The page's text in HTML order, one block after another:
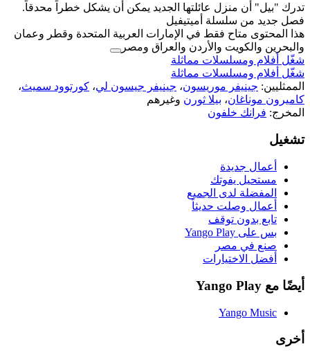
تدرك "بيل" أن منزل عائلتها الجديد يمكن أن يشكل خطراً محدقاً.
فصل جديد من سلسلة أميتيفيل
هذا المحتوى متاح فقط في الإمارات العربية المتحدة وقطر وعمان
والبحرين والكويت والأردن والعراق ومصر
شغّل أفلام ومسلسلات مماثلة
شغّل أفلام ومسلسلات مماثلة
الممثليين: جينيفر موريسون، جينيفر جيسون لي، كورتوود سميث،
كاميرون موناغان، بيلا ثورن وغيرهم
المخرج: فرانك خلفون
تشغيل
أعمال جديدة
مستحيل يفوتك
المفضلة لدى الجميع
أعمال وصلت حديثاً
تابع بدون توقف
بس على Yango Play
صنع في مصر
أفضل الاختيارات
أيضًا مع Yango Play
Yango Music
أخرى